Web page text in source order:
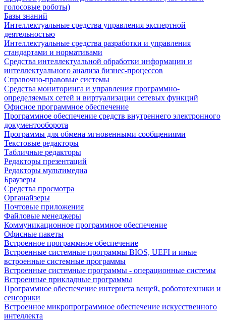
голосовые роботы)
Базы знаний
Интеллектуальные средства управления экспертной
деятельностью
Интеллектуальные средства разработки и управления
стандартами и нормативами
Средства интеллектуальной обработки информации и
интеллектуального анализа бизнес-процессов
Справочно-правовые системы
Средства мониторинга и управления программно-
определяемых сетей и виртуализации сетевых функций
Офисное программное обеспечение
Программное обеспечение средств внутреннего электронного
документооборота
Программы для обмена мгновенными сообщениями
Текстовые редакторы
Табличные редакторы
Редакторы презентаций
Редакторы мультимедиа
Браузеры
Средства просмотра
Органайзеры
Почтовые приложения
Файловые менеджеры
Коммуникационное программное обеспечение
Офисные пакеты
Встроенное программное обеспечение
Встроенные системные программы BIOS, UEFI и иные
встроенные системные программы
Встроенные системные программы - операционные системы
Встроенные прикладные программы
Программное обеспечение интернета вещей, робототехники и
сенсорики
Встроенное микропрограммное обеспечение искусственного
интеллекта